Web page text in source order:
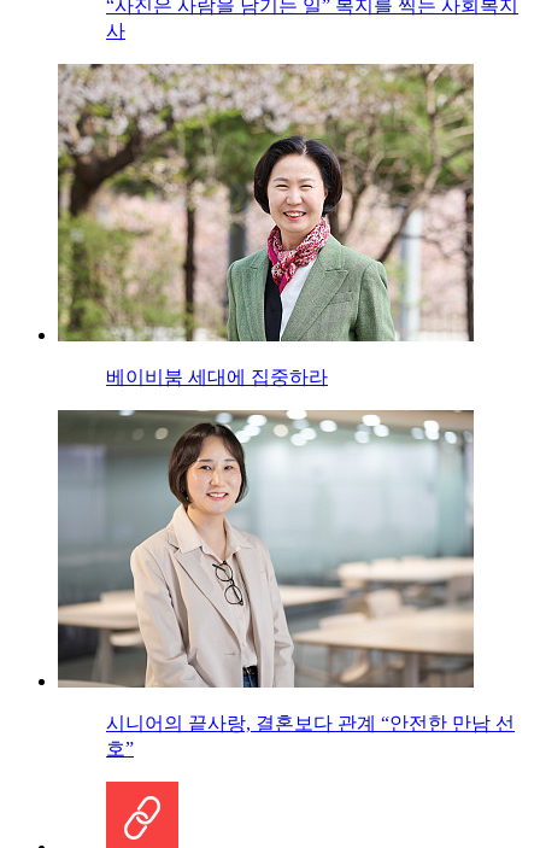
“사진은 사람을 남기는 일” 복지를 찍는 사회복지
사
베이비붐 세대에 집중하라
시니어의 끝사랑, 결혼보다 관계 “안전한 만남 선
호”